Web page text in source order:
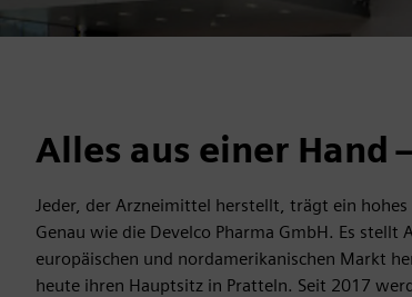
Alles aus einer Hand
Jeder, der Arzneimittel herstellt, trägt ein
Genau wie die Develco Pharma GmbH. Es
europäischen und nordamerikanischen Markt
heute ihren Hauptsitz in Pratteln. Seit 2017